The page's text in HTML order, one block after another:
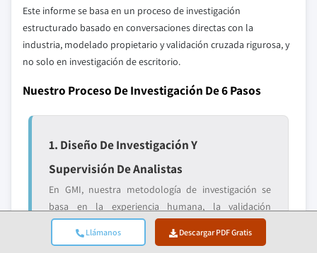
Llámanos Descargar PDF Gratis
Este informe se basa en un proceso de investigación
estructurado basado en conversaciones directas con la
industria, modelado propietario y validación cruzada rigurosa, y
no solo en investigación de escritorio.
Nuestro Proceso De Investigación De 6 Pasos
1. Diseño De Investigación Y
Supervisión De Analistas
En GMI, nuestra metodología de investigación se
basa en la experiencia humana, la validación
rigurosa y la transparencia total. Cada perspectiva,
análisis de tendencias y pronóstico en nuestros